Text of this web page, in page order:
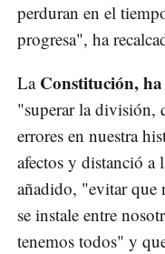
perduran en el
progresa", ha
La Constitución,
"superar la división,
errores en nuestra
afectos y distanció a
añadido, "evitar que
se instale entre
tenemos todos" y